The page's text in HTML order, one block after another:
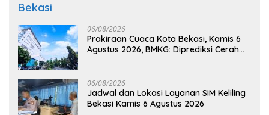
Bekasi
06/08/2026
Prakiraan Cuaca Kota Bekasi, Kamis 6
Agustus 2026, BMKG: Diprediksi Cerah
06/08/2026
Jadwal dan Lokasi Layanan SIM Keliling
Bekasi Kamis 6 Agustus 2026